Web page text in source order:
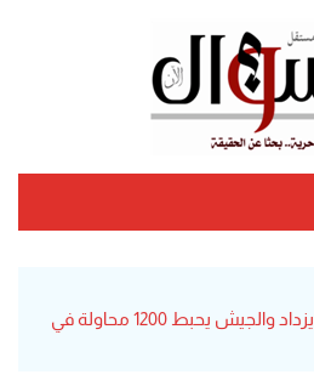
تسلل السوريين إلى لبنان يزداد والجيش يحبط 1200 محاولة في